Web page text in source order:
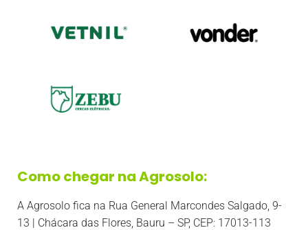
Como chegar na Agrosolo:
A Agrosolo fica na Rua General Marcondes Salgado, 9-
13 | Chácara das Flores, Bauru – SP, CEP: 17013-113